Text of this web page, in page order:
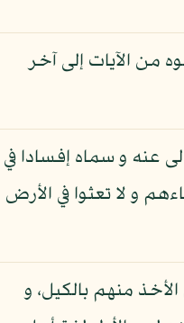
من الآيات إلى آخر
عنه و سماه إفسادا في
و لا تعثوا في الأرض
منهم بالكيل، و